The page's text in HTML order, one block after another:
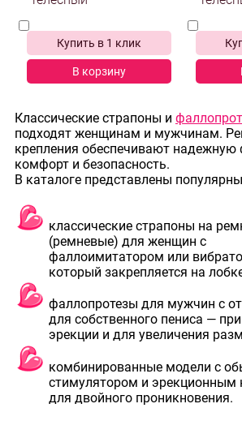
Купить в 1 клик
В корзину
Классические страпоны и
подходят женщинам и мужчинам.
крепления обеспечивают
комфорт и безопасность.
В каталоге представлены
классические страпоны на
(ремневые) для женщин с
фаллоимитатором или
который закрепляется на
фаллопротезы для мужчин с
для собственного пениса —
эрекции и для увеличения
комбинированные модели с
стимулятором и эрекционным
для двойного проникновения.